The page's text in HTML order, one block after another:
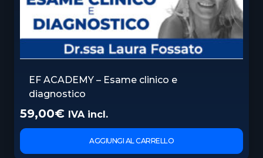
EF ACADEMY – Esame clinico e
diagnostico
59,00€ IVA incl.
AGGIUNGI AL CARRELLO